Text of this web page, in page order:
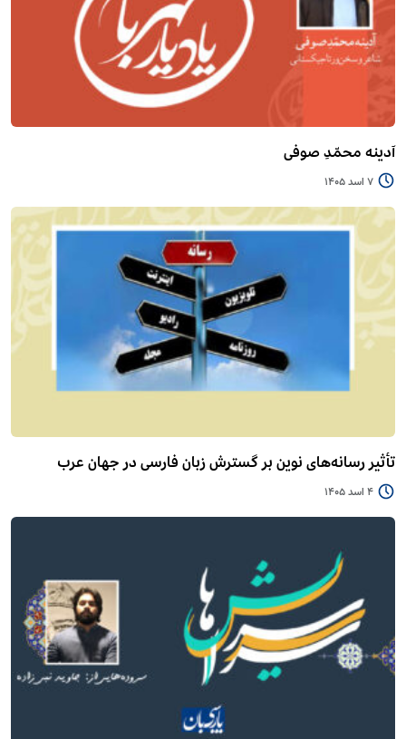
آدینه محمّدِ صوفی
7 اسد 1405
تأثیر رسانه‌های نوین بر گسترش زبان فارسی در جهان عرب
4 اسد 1405